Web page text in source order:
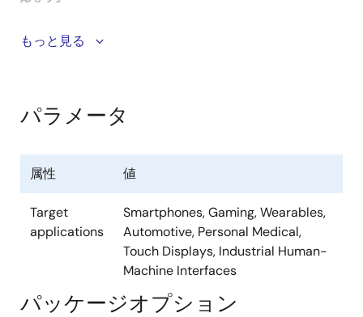
DA7280高精細（HD）ハプティックドライバは、カス
でき、最大300Hzまでの共振をトラッキングして、幅
レーションタッチ効果を駆動することができます。
DA7280は低アイドル消費電流（360nA）と低レイテン
シのトリガ入力を組み合わせ、アプリケーションプロ
セスがディープスリープ状態のときにボタン押下後の
遅延を最小化します。
メリット
もっと見る
パラメータ
属性 値
Target
applications
Smartphones, Gaming, Wearables,
Automotive, Personal Medical,
Touch Displays, Industrial Human-
Machine Interfaces
パッケージオプション